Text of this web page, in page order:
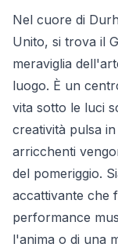
Nel cuore di
Unito, si trova il
meraviglia
luogo. È un
vita sotto le luci
creatività pulsa
arricchenti
del pomeriggio.
accattivante che
performance
l'anima o di una